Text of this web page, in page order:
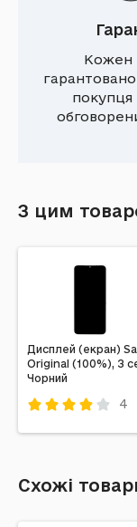
Кожен
покупця
З цим
Дисплей (екран)
Original (100%), З
Чорний
4
Схожі